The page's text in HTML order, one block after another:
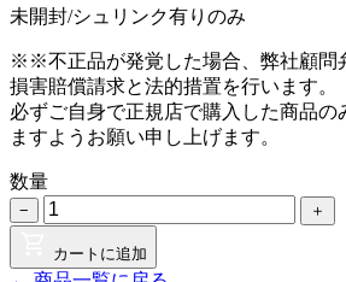
未開封/シュリンク有りのみ
※※不正品が発覚した場合、弊社顧問
損害賠償請求と法的措置を行います。
必ずご自身で正規店で購入した商品の
ますようお願い申し上げます。
数量
− ＋
カートに追加